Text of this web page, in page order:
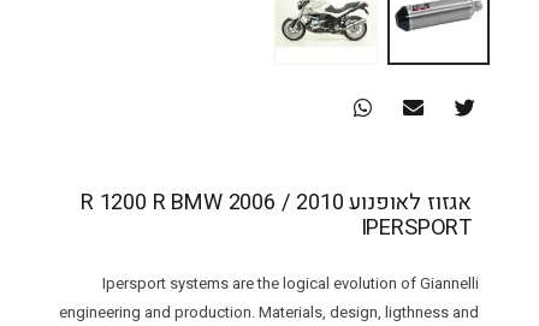
אגזוז לאופנוע R 1200 R BMW 2006 / 2010
IPERSPORT
Ipersport systems are the logical evolution of Giannelli
engineering and production. Materials, design, ligthness and